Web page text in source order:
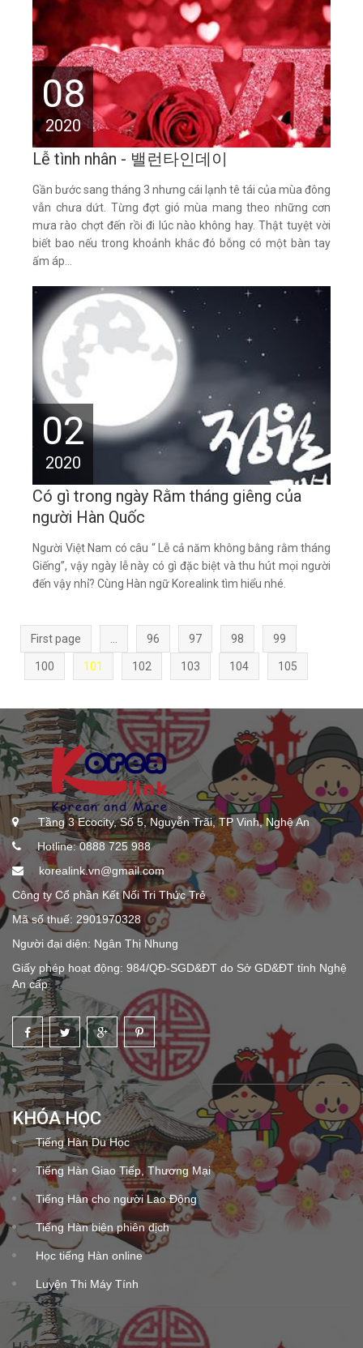
08
2020
Lễ tình nhân - 밸런타인데이
Gần bước sang tháng 3 nhưng cái lạnh tê tái của mùa đông
vẫn chưa dứt. Từng đợt gió mùa mang theo những cơn
mưa rào chợt đến rồi đi lúc nào không hay. Thật tuyệt vời
biết bao nếu trong khoảnh khắc đó bỗng có một bàn tay
ấm áp...
02
2020
Có gì trong ngày Rằm tháng giêng của
người Hàn Quốc
Người Việt Nam có câu “ Lễ cả năm không bằng rằm tháng
Giếng”, vậy ngày lễ này có gì đặc biệt và thu hút mọi người
đến vậy nhỉ? Cùng Hàn ngữ Korealink tìm hiểu nhé.
First page 96 97 98 99
100 101 102 103 104 105
Tầng 3 Ecocity, Số 5, Nguyễn Trãi, TP Vinh, Nghệ An
Hotline: 0888 725 988
korealink.vn@gmail.com
Công ty Cổ phần Kết Nối Tri Thức Trẻ
Mã số thuế: 2901970328
Người đại diện: Ngân Thị Nhung
Giấy phép hoạt động: 984/QĐ-SGD&ĐT do Sở GD&ĐT tỉnh Nghệ
An cấp
KHÓA HỌC
Tiếng Hàn Du Học
Tiếng Hàn Giao Tiếp, Thương Mại
Tiếng Hàn cho người Lao Động
Tiếng Hàn biên phiên dịch
Học tiếng Hàn online
Luyện Thi Máy Tính